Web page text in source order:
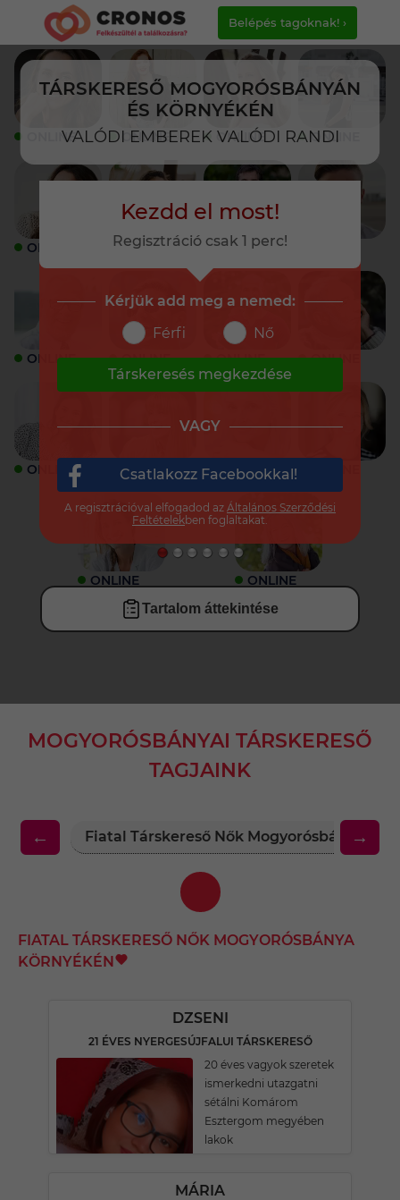
TÁRSKERESŐ MOGYORÓSBÁNYÁN
ÉS KÖRNYÉKÉN
VALÓDI EMBEREK VALÓDI RANDI
Belépés tagoknak! ›
ONLINE ONLINE ONLINE ONLINE
ONLINE ONLINE ONLINE
ONLINE ONLINE ONLINE ONLINE
ONLINE ONLINE ONLINE
ONLINE ONLINE
Tartalom áttekintése
MOGYORÓSBÁNYAI TÁRSKERESŐ
TAGJAINK
← Fiatal Társkereső Nők Mogyorósbánya
→
FIATAL TÁRSKERESŐ NŐK MOGYORÓSBÁNYA
KÖRNYÉKÉN
DZSENI
21 ÉVES NYERGESÚJFALUI TÁRSKERESŐ
20 éves vagyok szeretek
ismerkedni utazgatni
sétálni Komárom
Esztergom megyében
lakok
MÁRIA
Kezdd el most!
Regisztráció csak 1 perc!
Kérjük add meg a nemed:
Férfi
Nő
Társkeresés megkezdése
VAGY
Csatlakozz Facebookkal!
A regisztrációval elfogadod az Általános Szerződési
Feltételekben foglaltakat.